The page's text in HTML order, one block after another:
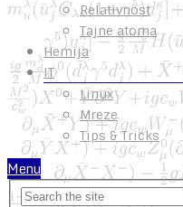
Relativnost
Tajne atoma
Hemija
IT
Linux
Mreze
Tips & Tricks
Menu